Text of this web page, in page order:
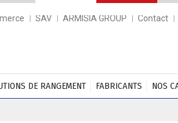
SAV ARMISIA GROUP Contact
DE RANGEMENT FABRICANTS NOS